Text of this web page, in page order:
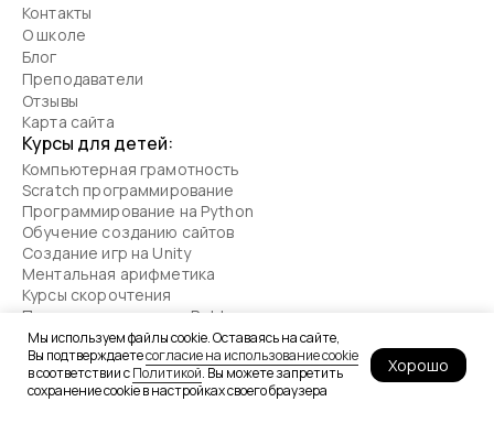
Контакты
О школе
Блог
Преподаватели
Отзывы
Карта сайта
Курсы для детей:
Компьютерная грамотность
Scratch программирование
Программирование на Python
Обучение созданию сайтов
Создание игр на Unity
Ментальная арифметика
Курсы скорочтения
Программирование в Roblox
Английский язык
Графический дизайн
Репетиторы
Информация:
Мы используем файлы cookie. Оставаясь на сайте,
Вы подтверждаетесогласие на использование cookie
в соответствии сПолитикой. Вы можете запретить
сохранение cookie в настройках своего браузера
Хорошо